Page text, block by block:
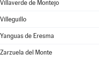
Villaverde de Montejo
Villeguillo
Yanguas de Eresma
Zarzuela del Monte